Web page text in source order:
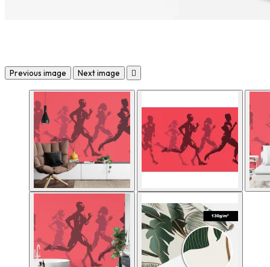
Previous image Next image 